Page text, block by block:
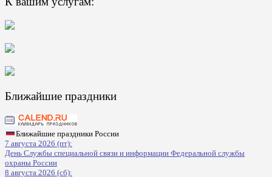
Ближайшие праздники
Ближайшие праздники России
7 августа 2026 (пт):
День Службы специальной связи и информации Федеральной службы
охраны России
8 августа 2026 (сб):